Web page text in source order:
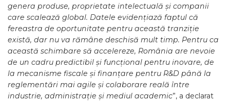
genera produse, proprietate intelectuală și companii
care scalează global. Datele evidențiază faptul că
fereastra de oportunitate pentru această tranziție
există, dar nu va rămâne deschisă mult timp. Pentru ca
această schimbare să accelereze, România are nevoie
de un cadru predictibil și funcțional pentru inovare, de
la mecanisme fiscale și finanțare pentru R&D până la
reglementări mai agile și colaborare reală între
industrie, administrație și mediul academic”, a declarat